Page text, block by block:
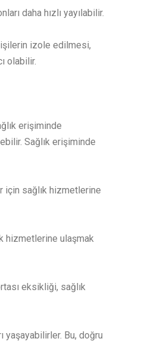
daha hızlı yayılabilir.
izole edilmesi,
olabilir.
erişiminde
Sağlık erişiminde
için sağlık hizmetlerine
hizmetlerine ulaşmak
eksikliği, sağlık
yaşayabilirler. Bu, doğru